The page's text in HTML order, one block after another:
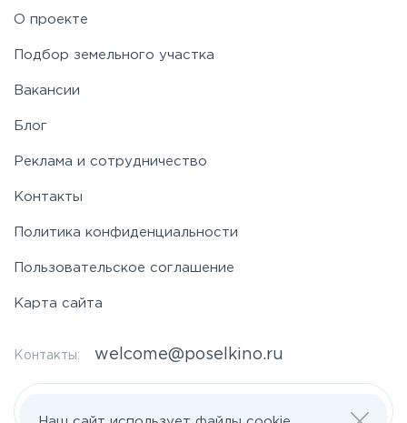
О проекте
Подбор земельного участка
Вакансии
Блог
Реклама и сотрудничество
Контакты
Политика конфиденциальности
Пользовательское соглашение
Карта сайта
Контакты: welcome@poselkino.ru